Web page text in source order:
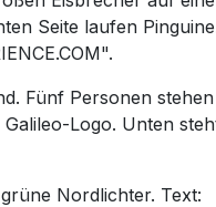
Seite laufen
Fünf Personen stehen
Logo. Unten
Nordlichter. Text: